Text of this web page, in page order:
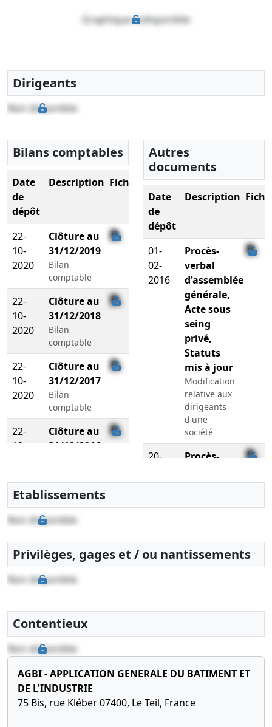
Graphique indisponible
Dirigeants
Non disponible
Bilans comptables
Date
de
dépôt
Description Fichier
22-
10-
2020
Clôture au
31/12/2019
Bilan
comptable
22-
10-
2020
Clôture au
31/12/2018
Bilan
comptable
22-
10-
2020
Clôture au
31/12/2017
Bilan
comptable
22-
10-
Clôture au
31/12/2016
22-
10-
2020
Clôture au
31/12/2015
Bilan
Autres
documents
Date
de
dépôt
Description
01-
02-
2016
Procès-
verbal
d'assemblée
générale,
Acte sous
seing
privé,
Statuts
mis à jour
Modification
relative aux
dirigeants
d'une
société
20-
2014
Procès-
d'assemblée
Constitution
d'une
société
Etablissements
Non disponible
Privilèges, gages et / ou nantissements
Non disponible
Contentieux
Non disponible
AGBI - APPLICATION GENERALE DU BATIMENT ET
DE L'INDUSTRIE
75 Bis, rue Kléber 07400, Le Teil, France